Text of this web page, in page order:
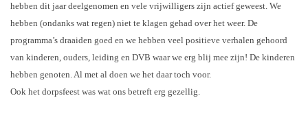
hebben dit jaar deelgenomen en vele vrijwilligers zijn actief geweest. We
hebben (ondanks wat regen) niet te klagen gehad over het weer. De
programma’s draaiden goed en we hebben veel positieve verhalen gehoord
van kinderen, ouders, leiding en DVB waar we erg blij mee zijn! De kinderen
hebben genoten. Al met al doen we het daar toch voor.
Ook het dorpsfeest was wat ons betreft erg gezellig.